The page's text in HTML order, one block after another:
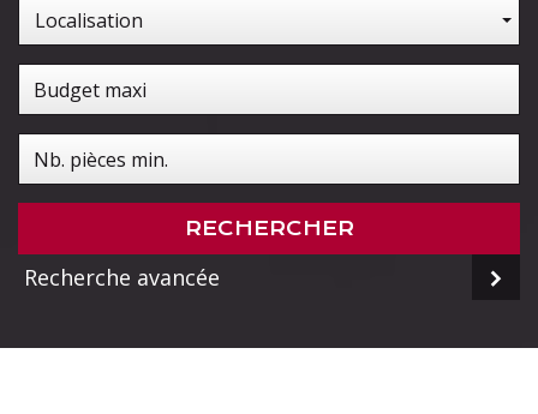
Localisation
RECHERCHER
Recherche avancée